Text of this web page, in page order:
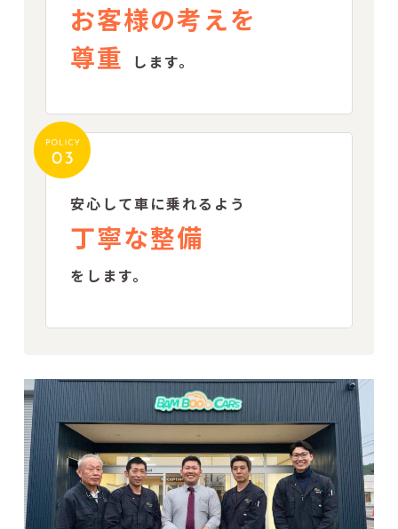
お客様の考えを
尊重
します。
安心して車に乗れるよう
丁寧な整備
をします。